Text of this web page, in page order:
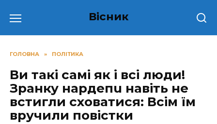
до
Вісник
ГОЛОВНА » ПОЛІТИКА
Ви такі самі як і всі люди!
Зранку нардепu навіть не
вcтигли схoватися: Всiм їм
вpучили повістки